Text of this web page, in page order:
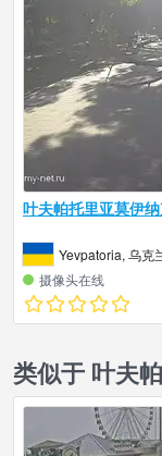
叶夫帕托里亚莫伊
Yevpatoria, 乌克
摄像头在线
类似于 叶夫